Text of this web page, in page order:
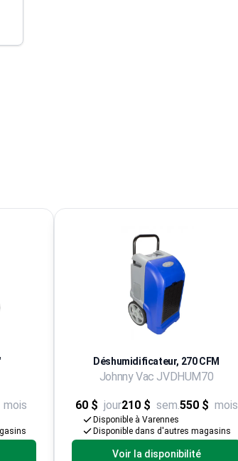
mois
Déshumidificateur, 270 CFM
Johnny Vac JVDHUM70
60 $ jour210 $ sem.550 $ mois
Disponible à Varennes
Disponible dans d'autres magasins
Voir la disponibilité